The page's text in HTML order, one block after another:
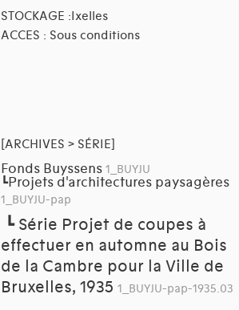
STOCKAGE :Ixelles
ACCES : Sous conditions
[ARCHIVES > SÉRIE]
Fonds Buyssens 1_BUYJU
┗Projets d'architectures paysagères
1_BUYJU-pap
┗ Série Projet de coupes à
effectuer en automne au Bois
de la Cambre pour la Ville de
Bruxelles, 1935 1_BUYJU-pap-1935.03